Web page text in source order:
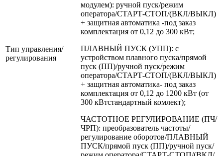
Тип управления/
регулирования
модулем): ручной пуск/режим
оператора/СТАРТ-СТОП/(ВКЛ/ВЫКЛ)
+ защитная автоматика -под заказ
комплектация от 0,12 до 300 кВт;
ПЛАВНЫЙ ПУСК (УПП): с
устройством плавного пуска/прямой
пуск (ПП)/ручной пуск/режим
оператора/СТАРТ-СТОП/(ВКЛ/ВЫКЛ)
+ защитная автоматика- под заказ
комплектация от 0,12 до 1200 кВт (от
300 кВтстандартный комлект);
ЧАСТОТНОЕ РЕГУЛИРОВАНИЕ (ПЧ/
ЧРП): преобразователь частоты/
регулирование оборотов/ПЛАВНЫЙ
ПУСК/прямой пуск (ПП)/ручной пуск/